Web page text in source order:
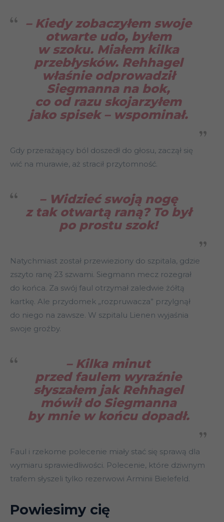
– Kiedy zobaczyłem swoje
otwarte udo, byłem
w szoku. Miałem kilka
przebłysków. Rehhagel
właśnie odprowadził
Siegmanna na bok,
co od razu skojarzyłem
jako spisek– wspominał.
Gdy przerażający ból doszedł do głosu, zaczął się
wić na murawie, aż stracił przytomność.
– Widzieć swoją nogę
z tak otwartą raną? To był
po prostu szok!
Natychmiast został przewieziony do szpitala, gdzie
zszyto ranę 23 szwami. Siegmann mecz rozegrał
do końca. Za swój faul otrzymał zaledwie żółtą
kartkę. Ale przydomek „rozpruwacza” przylgnął
do niego na zawsze. W szpitalu Lienen wyjaśnia
swoje groźby.
– Kilka minut
przed faulem wyraźnie
słyszałem jak Rehhagel
mówił do Siegmanna
by mnie w końcu dopadł.
Faul i rzekome polecenie miały stać się sprawą dla
wymiaru sprawiedliwości. Polecenie, które dziwnym
trafem słyszeli tylko rezerwowi Arminii Bielefeld.
Powiesimy cię